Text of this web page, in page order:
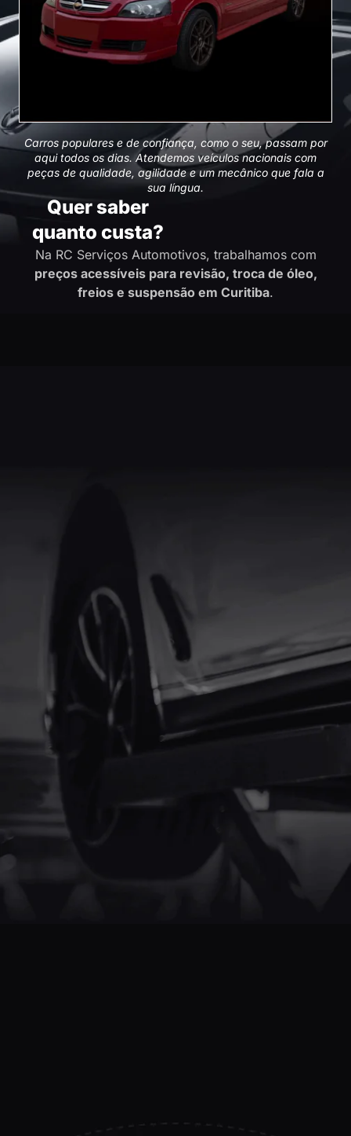
Carros populares e de confiança, como o seu, passam por
aqui todos os dias. Atendemos veículos nacionais com
peças de qualidade, agilidade e um mecânico que fala a
sua língua.
Quer saber
quanto custa?
Na RC Serviços Automotivos, trabalhamos com
preços acessíveis para revisão, troca de óleo,
freios e suspensão em Curitiba.